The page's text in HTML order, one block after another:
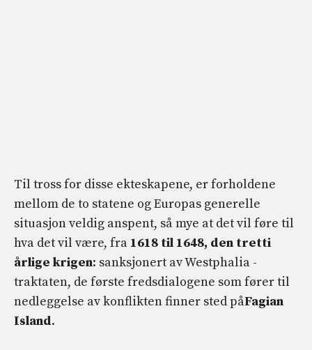
Til tross for disse ekteskapene, er forholdene
mellom de to statene og Europas generelle
situasjon veldig anspent, så mye at det vil føre til
hva det vil være, fra 1618 til 1648, den tretti
årlige krigen: sanksjonert av Westphalia -
traktaten, de første fredsdialogene som fører til
nedleggelse av konflikten finner sted påFagian
Island.